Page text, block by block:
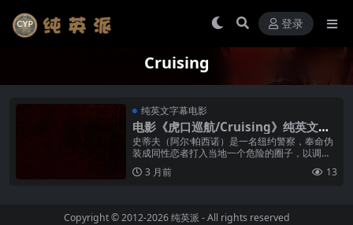
登录
Cruising
纯英文字幕电影
电影《虎口巡航/Cruising》纯英文字
幕高清MP4下载
史蒂夫（阿尔·帕西诺）是一名纽约警察，奉命伪
装成同性恋者打入当地一个危险的圈子，以调查
针对同性恋者的连环凶杀案。在深入接触这个隐
秘世界的过程中，史蒂夫面临着前所...
3 月前 13
Copyright © 2012-2026纯英派 - All rights reserved